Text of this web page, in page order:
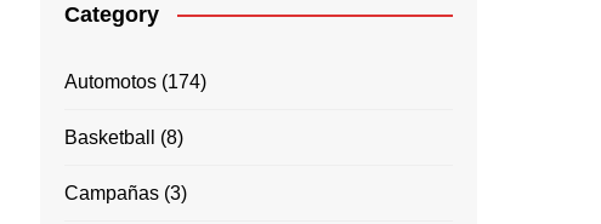
Category
Automotos (174)
Basketball (8)
Campañas (3)